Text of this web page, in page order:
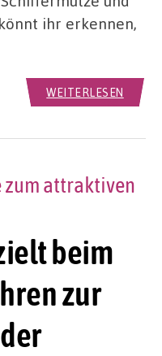
ihr erkennen,
WEITERLESEN
beim
zur
zum attraktiven